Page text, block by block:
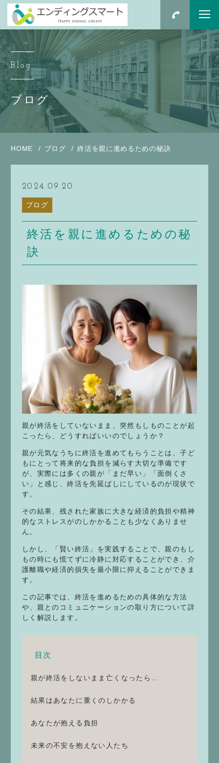
Blog
ブログ
HOME ブログ 終活を親に進めるための秘訣
2024.09.20
ブログ
終活を親に進めるための秘
訣
親が終活をしていないまま、突然もしものことが起
こったら、どうすればいいのでしょうか？
親が元気なうちに終活を進めてもらうことは、子ど
もにとって将来的な負担を減らす大切な準備です
が、実際には多くの親が「まだ早い」「面倒くさ
い」と感じ、終活を先延ばしにしているのが現状で
す。
その結果、残された家族に大きな経済的負担や精神
的なストレスがのしかかることも少なくありませ
ん。
しかし、「賢い終活」を実践することで、親のもし
もの時にも慌てずに冷静に対応することができ、介
護離職や経済的損失を最小限に抑えることができま
す。
この記事では、終活を進めるための具体的な方法
や、親とのコミュニケーションの取り方について詳
しく解説します。
目次
親が終活をしないまま亡くなったら…
結果はあなたに重くのしかかる
あなたが抱える負担
未来の不安を抱えない人たち